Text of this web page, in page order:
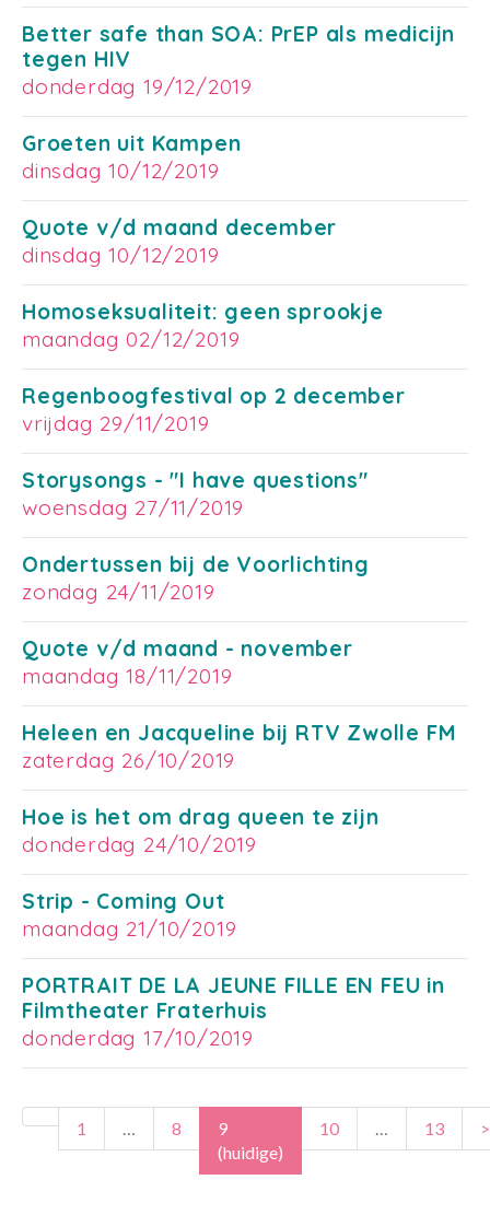
Better safe than SOA: PrEP als medicijn
tegen HIV
donderdag 19/12/2019
Groeten uit Kampen
dinsdag 10/12/2019
Quote v/d maand december
dinsdag 10/12/2019
Homoseksualiteit: geen sprookje
maandag 02/12/2019
Regenboogfestival op 2 december
vrijdag 29/11/2019
Storysongs - "I have questions"
woensdag 27/11/2019
Ondertussen bij de Voorlichting
zondag 24/11/2019
Quote v/d maand - november
maandag 18/11/2019
Heleen en Jacqueline bij RTV Zwolle FM
zaterdag 26/10/2019
Hoe is het om drag queen te zijn
donderdag 24/10/2019
Strip - Coming Out
maandag 21/10/2019
PORTRAIT DE LA JEUNE FILLE EN FEU in
Filmtheater Fraterhuis
donderdag 17/10/2019
1 … 8
9
(huidige)
10 … 13 >